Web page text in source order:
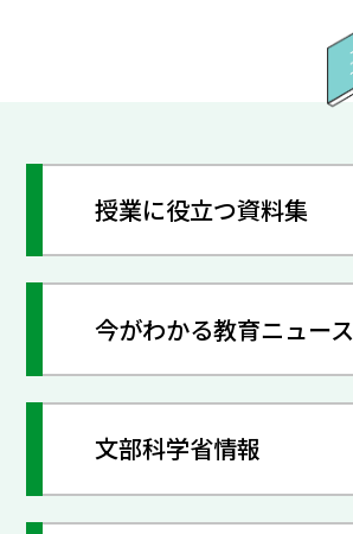
授業に役立つ資料集
今がわかる教育ニュース
文部科学省情報